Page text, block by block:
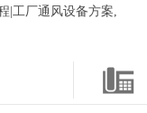
|工厂通风设备方案,